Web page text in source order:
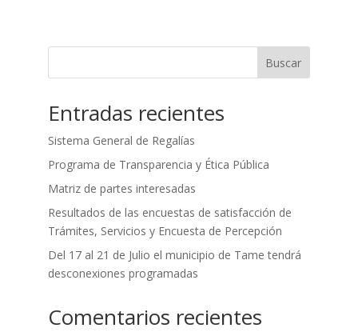
Buscar
Entradas recientes
Sistema General de Regalías
Programa de Transparencia y Ética Pública
Matriz de partes interesadas
Resultados de las encuestas de satisfacción de
Trámites, Servicios y Encuesta de Percepción
Del 17 al 21 de Julio el municipio de Tame tendrá
desconexiones programadas
Comentarios recientes